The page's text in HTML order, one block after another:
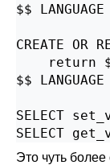
$$
CREATE OR
return
$$
SELECT
SELECT
Это чуть